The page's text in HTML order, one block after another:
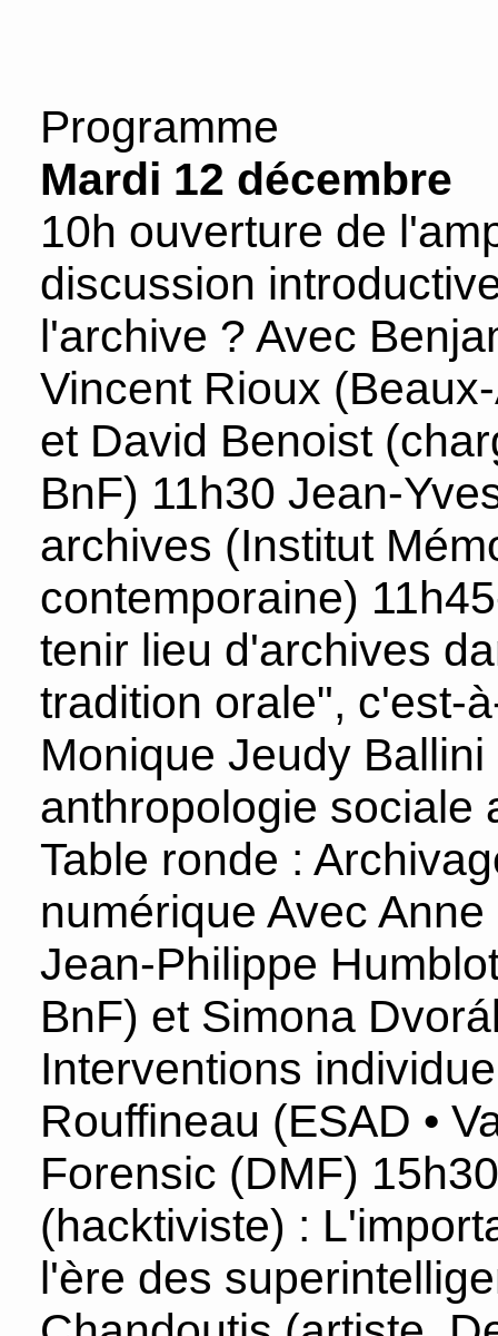
Programme
Mardi 12 décembre
10h ouverture de
discussion
l'archive ? Avec
Vincent Rioux
et David Benoist
BnF) 11h30 Jean-
archives (Institut
contemporaine)
tenir lieu d'archives
tradition orale", c'est-
Monique Jeudy
anthropologie sociale
Table ronde :
numérique Avec
Jean-Philippe
BnF) et Simona
Interventions
Rouffineau (ESAD •
Forensic (DMF)
(hacktiviste) :
l'ère des